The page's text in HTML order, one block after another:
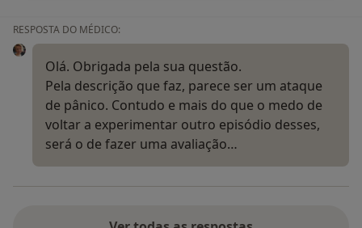
RESPOSTA DO MÉDICO:
Olá. Obrigada pela sua questão.
Pela descrição que faz, parece ser um ataque
de pânico. Contudo e mais do que o medo de
voltar a experimentar outro episódio desses,
será o de fazer uma avaliação…